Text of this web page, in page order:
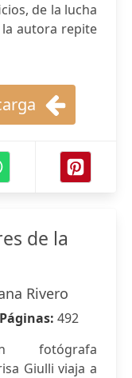
de la lucha
autora repite
de la
Rivero
492
fotógrafa
Giulli viaja a